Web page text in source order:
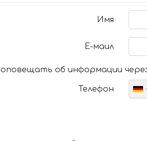
Имя
Е-маил
оповещать об информации
Телефон